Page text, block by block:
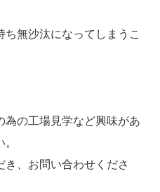
無沙汰になってしまうこ
の工場見学など興味があ
、お問い合わせくださ